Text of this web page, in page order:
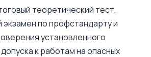
теоретический тест,
экзамен по профстандарту и
установленного
к работам на опасных